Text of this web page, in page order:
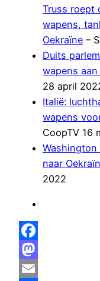
Truss roept
wapens,
Oekraïne –
Duits
wapens
28 april
Italië:
wapens
CoopTV 16
naar
2022
Facebook
Mastodon